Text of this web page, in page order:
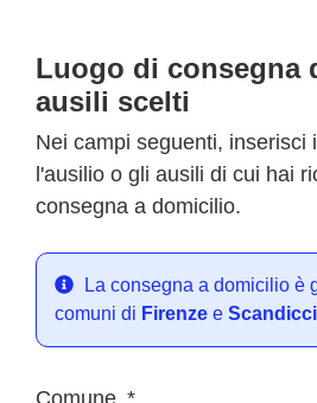
Luogo di consegna
ausili scelti
Nei campi seguenti, inserisci
l'ausilio o gli ausili di cui hai
consegna a domicilio.
La consegna a domicilio è
comuni di Firenze e Scandicci
Comune